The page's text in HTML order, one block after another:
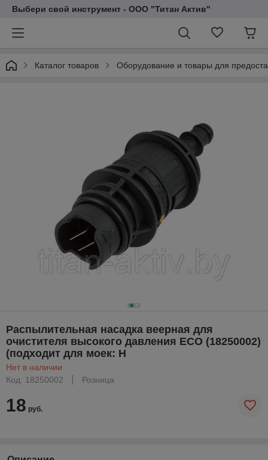
Выбери свой инструмент - ООО "Титан Актив"
Каталог товаров Оборудование и товары для
Распылительная насадка веерная для
очистителя высокого давления ECO (18250002)
(подходит для моек: H
Нет в наличии
Код: 18250002
Розница
18 руб.